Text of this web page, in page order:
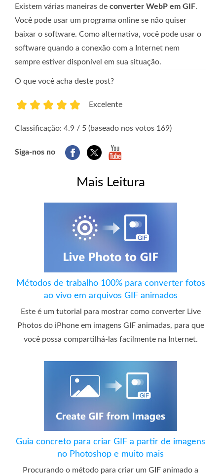
Existem várias maneiras de converter WebP em GIF.
Você pode usar um programa online se não quiser
baixar o software. Como alternativa, você pode usar o
software quando a conexão com a Internet nem
sempre estiver disponível em sua situação.
O que você acha deste post?
Excelente
Classificação: 4.9 / 5 (baseado nos votos 169)
Siga-nos no
Mais Leitura
Métodos de trabalho 100% para converter fotos
ao vivo em arquivos GIF animados
Este é um tutorial para mostrar como converter Live
Photos do iPhone em imagens GIF animadas, para que
você possa compartilhá-las facilmente na Internet.
Guia concreto para criar GIF a partir de imagens
no Photoshop e muito mais
Procurando o método para criar um GIF animado a